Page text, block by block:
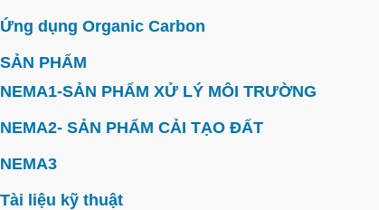
Ứng dụng Organic Carbon
SẢN PHẨM
NEMA1-SẢN PHẨM XỬ LÝ MÔI TRƯỜNG
NEMA2- SẢN PHẨM CẢI TẠO ĐẤT
NEMA3
Tài liệu kỹ thuật